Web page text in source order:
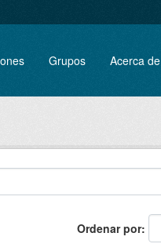
Grupos Acerca de
Ordenar por